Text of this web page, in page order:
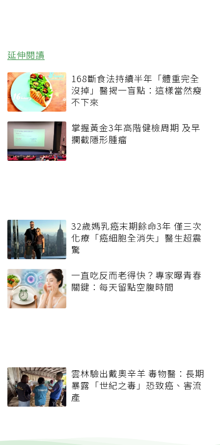
延伸閱讀
168斷食法持續半年「體重完全
沒掉」醫揭一盲點：這樣當然瘦
不下來
掌握黃金3年高階健檢周期 及早
攔截隱形腫瘤
32歲媽乳癌末期餘命3年 僅三次
化療「癌細胞全消失」醫生超震
驚
一直吃反而老得快？專家曝青春
關鍵：每天留點空腹時間
雲林驗出戴奧辛羊 毒物醫：長期
暴露「世紀之毒」恐致癌、害流
產